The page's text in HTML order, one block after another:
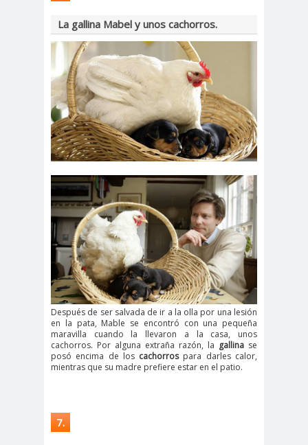
La gallina Mabel y unos cachorros.
Después de ser salvada de ir a la olla por una lesión
en la pata, Mable se encontró con una pequeña
maravilla cuando la llevaron a la casa, unos
cachorros. Por alguna extraña razón, la gallina se
posó encima de los cachorrospara darles calor,
mientras que su madre prefiere estar en el patio.
7.